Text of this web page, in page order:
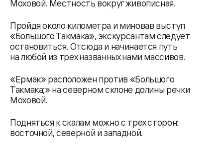
Моховой. Местность вокруг живописная.
Пройдя около километра и миновав выступ
«Большого Такмака», экскурсантам следует
остановиться. Отсюда и начинается путь
на любой из трех названных нами массивов.
«Ермак» расположен против «Большого
Такмака;» на северном склоне долины речки
Моховой.
Подняться к скалам можно с трех сторон:
восточной, северной и западной.